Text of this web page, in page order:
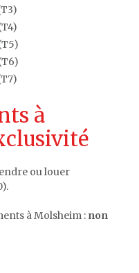
à
ou louer
à Molsheim : non